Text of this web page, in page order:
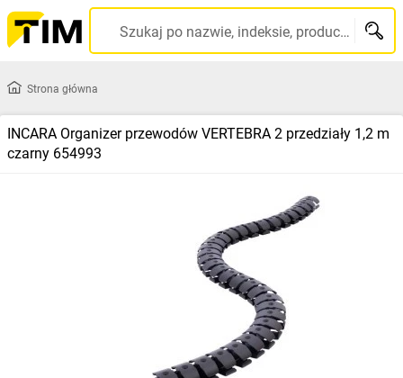
Szukaj po nazwie, indeksie, producencie, kodzie kreskowym...
Strona główna
INCARA Organizer przewodów VERTEBRA 2 przedziały 1,2 m
czarny 654993